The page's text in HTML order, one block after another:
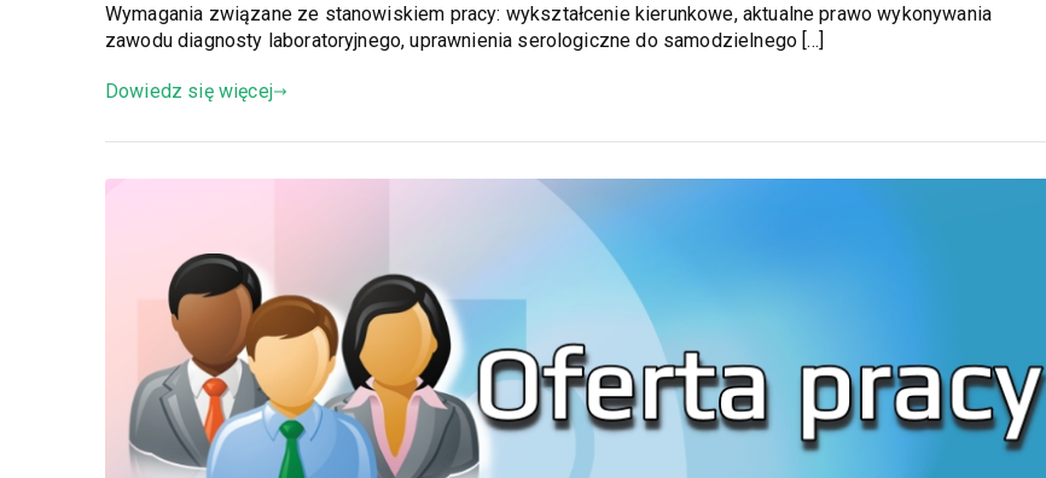
Wymagania związane ze stanowiskiem pracy: wykształcenie kierunkowe, aktualne prawo wykonywania
zawodu diagnosty laboratoryjnego, uprawnienia serologiczne do samodzielnego […]
Dowiedz się więcej